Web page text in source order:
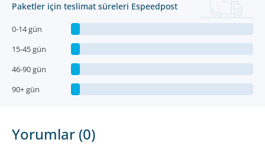
Paketler için teslimat süreleri Espeedpost
0-14 gün
15-45 gün
46-90 gün
90+ gün
Yorumlar (0)